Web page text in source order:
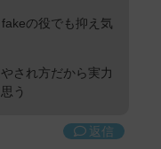
の役でも抑え気
され方だから実力
う
返信